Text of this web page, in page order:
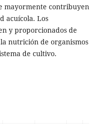
mayormente contribuyen
acuícola. Los
y proporcionados de
nutrición de organismos
de cultivo.